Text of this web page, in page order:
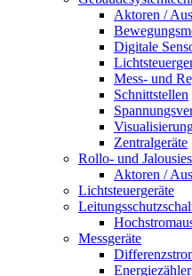
Aktoren /
Digitale
Mess- und
Schnittstellen
Zentralgeräte
Rollo- und
Aktoren /
Lichtsteuergeräte
Messgeräte
Energiezähler